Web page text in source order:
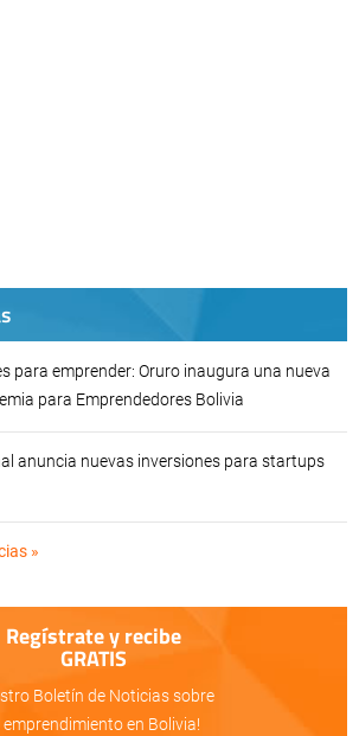
para emprender: Oruro inaugura una nueva
para Emprendedores Bolivia
anuncia nuevas inversiones para startups
»
Regístrate y recibe
GRATIS
Boletín de Noticias sobre
emprendimiento en Bolivia!